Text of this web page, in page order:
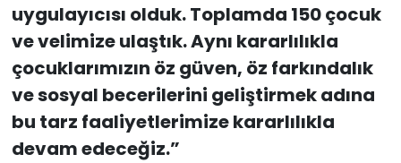
uygulayıcısı olduk. Toplamda 150 çocuk
ve velimize ulaştık. Aynı kararlılıkla
çocuklarımızın öz güven, öz farkındalık
ve sosyal becerilerini geliştirmek adına
bu tarz faaliyetlerimize kararlılıkla
devam edeceğiz.”